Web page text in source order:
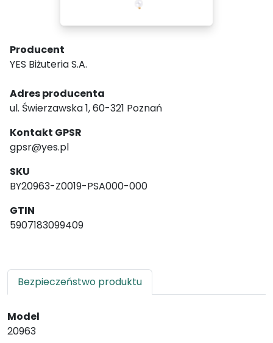
Producent
YES Biżuteria S.A.
Adres producenta
ul. Świerzawska 1, 60-321 Poznań
Kontakt GPSR
gpsr@yes.pl
SKU
BY20963-Z0019-PSA000-000
GTIN
5907183099409
Bezpieczeństwo produktu
Model
20963